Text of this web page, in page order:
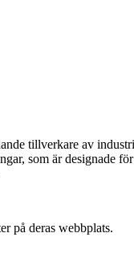
tillverkare av
som är designade
på deras webbplats.